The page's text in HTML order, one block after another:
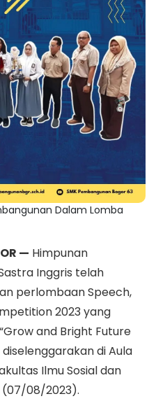
Dalam Lomba
— Himpunan
Inggris telah
perlombaan Speech,
2023 yang
and Bright Future
di Aula
Ilmu Sosial dan
(07/08/2023).